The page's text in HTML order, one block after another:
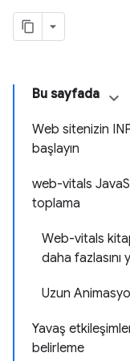
Bu sayfada
Web sitenizin
başlayın
web-vitals
toplama
Web-vitals
daha fazlasını
Uzun
Yavaş
belirleme